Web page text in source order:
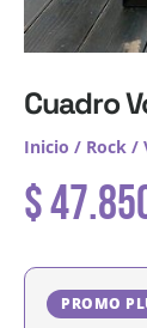
Cuadro
Inicio / Rock /
$
PROMO